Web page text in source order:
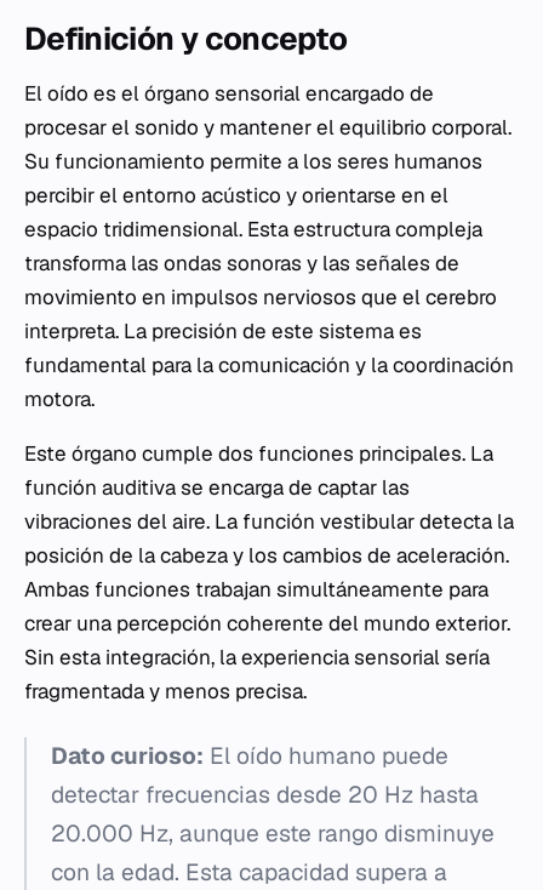
Definición y concepto
El oído es el órgano sensorial encargado de
procesar el sonido y mantener el equilibrio corporal.
Su funcionamiento permite a los seres humanos
percibir el entorno acústico y orientarse en el
espacio tridimensional. Esta estructura compleja
transforma las ondas sonoras y las señales de
movimiento en impulsos nerviosos que el cerebro
interpreta. La precisión de este sistema es
fundamental para la comunicación y la coordinación
motora.
Este órgano cumple dos funciones principales. La
función auditiva se encarga de captar las
vibraciones del aire. La función vestibular detecta la
posición de la cabeza y los cambios de aceleración.
Ambas funciones trabajan simultáneamente para
crear una percepción coherente del mundo exterior.
Sin esta integración, la experiencia sensorial sería
fragmentada y menos precisa.
Dato curioso: El oído humano puede
detectar frecuencias desde 20 Hz hasta
20.000 Hz, aunque este rango disminuye
con la edad. Esta capacidad supera a